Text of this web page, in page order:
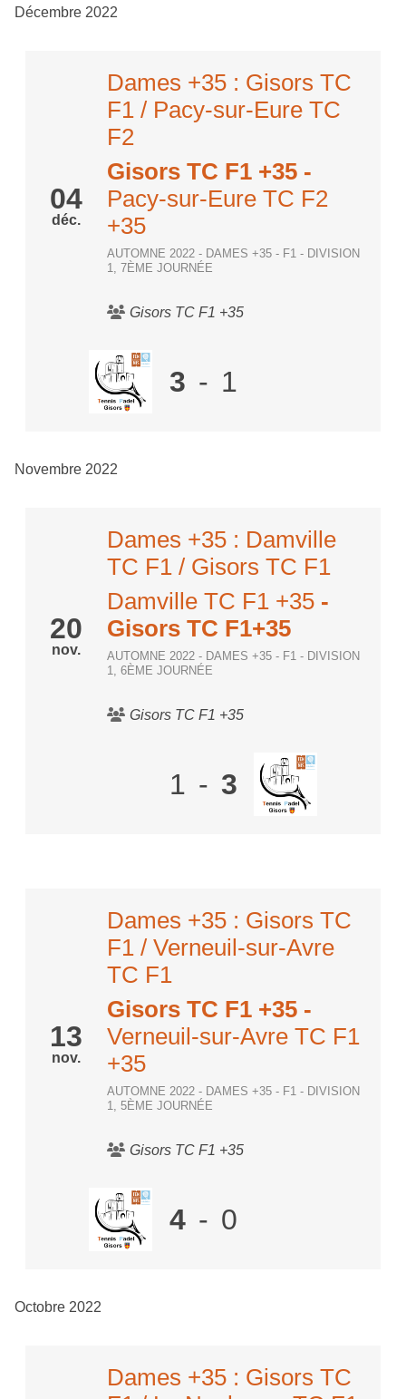
Décembre 2022
04
déc.
Dames +35 : Gisors TC
F1 / Pacy-sur-Eure TC
F2
Gisors TC F1 +35 -
Pacy-sur-Eure TC F2
+35
AUTOMNE 2022 - DAMES +35 - F1 - DIVISION
1, 7ÈME JOURNÉE
Gisors TC F1 +35
3 - 1
Novembre 2022
20
nov.
Dames +35 : Damville
TC F1 / Gisors TC F1
Damville TC F1 +35 -
Gisors TC F1+35
AUTOMNE 2022 - DAMES +35 - F1 - DIVISION
1, 6ÈME JOURNÉE
Gisors TC F1 +35
1 - 3
13
nov.
Dames +35 : Gisors TC
F1 / Verneuil-sur-Avre
TC F1
Gisors TC F1 +35 -
Verneuil-sur-Avre TC F1
+35
AUTOMNE 2022 - DAMES +35 - F1 - DIVISION
1, 5ÈME JOURNÉE
Gisors TC F1 +35
4 - 0
Octobre 2022
Dames +35 : Gisors TC